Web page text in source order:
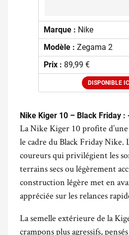
Marque : Nike
Modèle : Zegama 2
Prix : 89,99 €
DISPONIBLE
Nike Kiger 10 – Black Friday :
La Nike Kiger 10 profite d’une
le cadre du Black Friday Nike.
coureurs qui privilégient les
terrains secs ou légèrement
construction légère met en
appréciée sur les relances
La semelle extérieure de la
crampons plus agressifs,